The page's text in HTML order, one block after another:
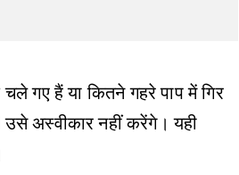
गए हैं या कितने गहरे पाप में गिर
अस्वीकार नहीं करेंगे। यही